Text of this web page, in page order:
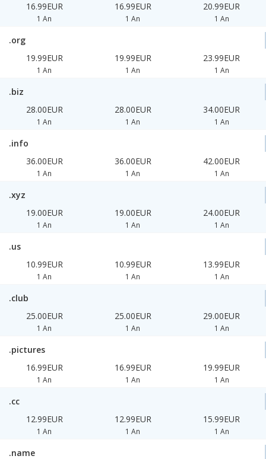
16.99EUR
1 An
16.99EUR
1 An
20.99EUR
1 An
.org
19.99EUR
1 An
19.99EUR
1 An
23.99EUR
1 An
.biz
28.00EUR
1 An
28.00EUR
1 An
34.00EUR
1 An
.info
36.00EUR
1 An
36.00EUR
1 An
42.00EUR
1 An
.xyz
19.00EUR
1 An
19.00EUR
1 An
24.00EUR
1 An
.us
10.99EUR
1 An
10.99EUR
1 An
13.99EUR
1 An
.club
25.00EUR
1 An
25.00EUR
1 An
29.00EUR
1 An
.pictures
16.99EUR
1 An
16.99EUR
1 An
19.99EUR
1 An
.cc
12.99EUR
1 An
12.99EUR
1 An
15.99EUR
1 An
.name